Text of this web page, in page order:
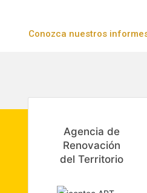
Conozca nuestros
Agencia de
Renovación
del Territorio